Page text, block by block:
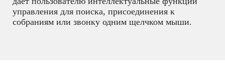
управления для поиска, присоединения к
собраниям или звонку одним щелчком мыши.